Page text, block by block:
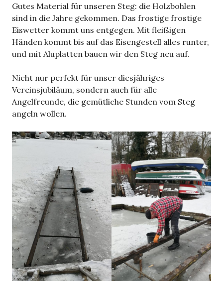
Gutes Material für unseren Steg: die Holzbohlen
sind in die Jahre gekommen. Das frostige frostige
Eiswetter kommt uns entgegen. Mit fleißigen
Händen kommt bis auf das Eisengestell alles runter,
und mit Aluplatten bauen wir den Steg neu auf.
Nicht nur perfekt für unser diesjähriges
Vereinsjubiläum, sondern auch für alle
Angelfreunde, die gemütliche Stunden vom Steg
angeln wollen.